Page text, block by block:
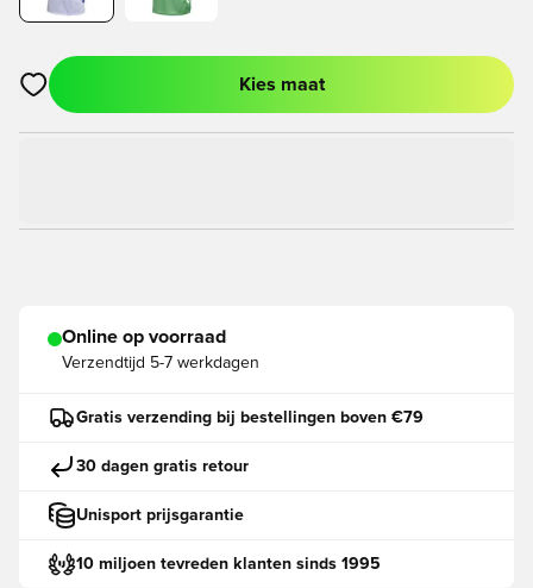
Opent een venster om in te loggen of je aan te melden als lid
Kies maat
Online op voorraad
Verzendtijd 5-7 werkdagen
Gratis verzending bij bestellingen boven €79
30 dagen gratis retour
Unisport prijsgarantie
10 miljoen tevreden klanten sinds 1995